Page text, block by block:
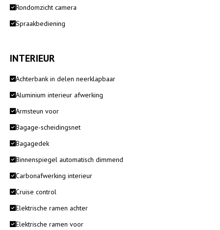
Rondomzicht camera
Spraakbediening
INTERIEUR
Achterbank in delen neerklapbaar
Aluminium interieur afwerking
Armsteun voor
Bagage-scheidingsnet
Bagagedek
Binnenspiegel automatisch dimmend
Carbonafwerking interieur
Cruise control
Elektrische ramen achter
Elektrische ramen voor